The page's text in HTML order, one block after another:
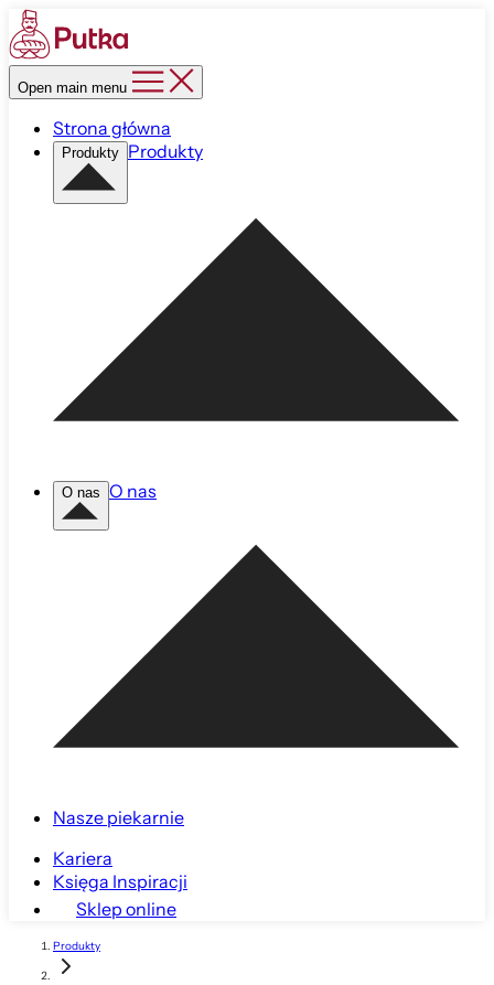
Open main menu
Strona główna
Produkty Produkty
O nas O nas
Nasze piekarnie
Kariera
Księga Inspiracji
Sklep online
Produkty